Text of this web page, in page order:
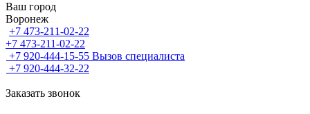
Ваш город
Воронеж
+7 473-211-02-22
+7 473-211-02-22
+7 920-444-15-55 Вызов специалиста
+7 920-444-32-22
Заказать звонок